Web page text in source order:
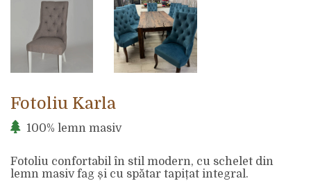
Fotoliu Karla
100% lemn masiv
Fotoliu confortabil în stil modern, cu schelet din
lemn masiv fag și cu spătar tapițat integral.